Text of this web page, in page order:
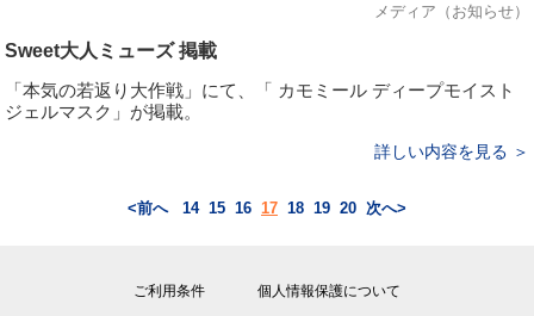
メディア（お知らせ）
Sweet大人ミューズ 掲載
「本気の若返り大作戦」にて、「 カモミール ディープモイスト
ジェルマスク」が掲載。
詳しい内容を見る ＞
<前へ 14 15 16 17 18 19 20 次へ>
ご利用条件 個人情報保護について